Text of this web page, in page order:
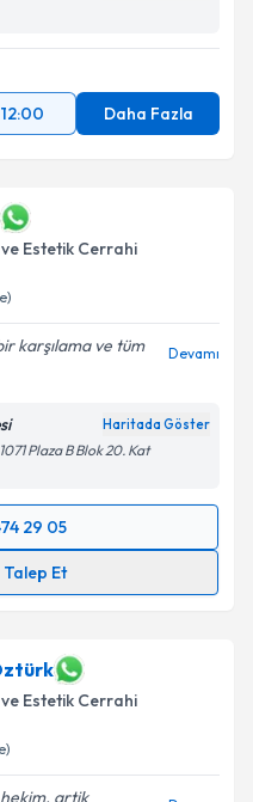
12:00 Daha Fazla
Estetik Cerrahi
karşılama ve tüm
Devamı
Haritada Göster
Plaza B Blok 20. Kat
29 05
Et
ile bilgilendireceğiz.
Estetik Cerrahi
artik